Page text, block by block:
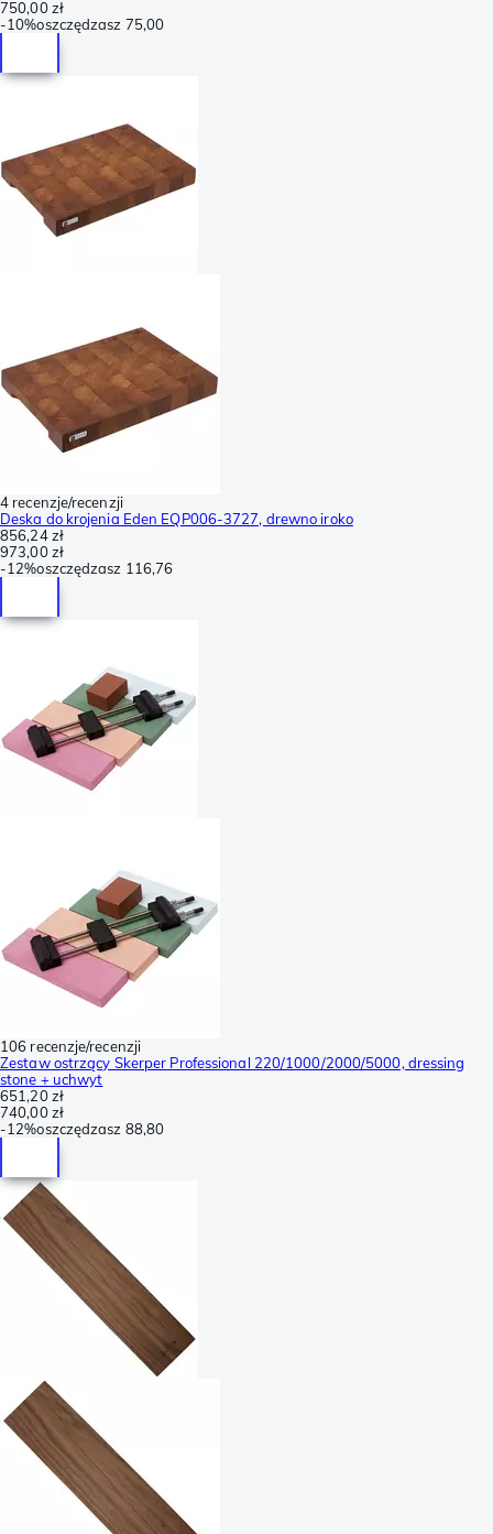
750,00 zł
-10%oszczędzasz 75,00
4 recenzje/recenzji
Deska do krojenia Eden EQP006-3727, drewno iroko
856,24 zł
973,00 zł
-12%oszczędzasz 116,76
106 recenzje/recenzji
Zestaw ostrzący Skerper Professional 220/1000/2000/5000, dressing
stone + uchwyt
651,20 zł
740,00 zł
-12%oszczędzasz 88,80